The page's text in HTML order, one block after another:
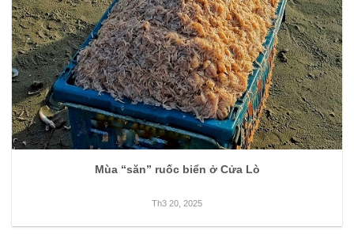
Mùa “săn” ruốc biển ở Cửa Lò
Th3 20, 2025